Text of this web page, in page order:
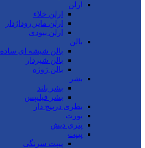
ارلن
ارلن خلاء
ارلن مایر روداژدار
ارلن بیودی
بالن
بالن شیشه ای ساده
بالن شیردار
بالن ژوژه
بشر
بشر بلند
بشر فیلیپس
بطری درپیچ دار
بورت
پتری دیش
پیپت
پیپت سرنگی